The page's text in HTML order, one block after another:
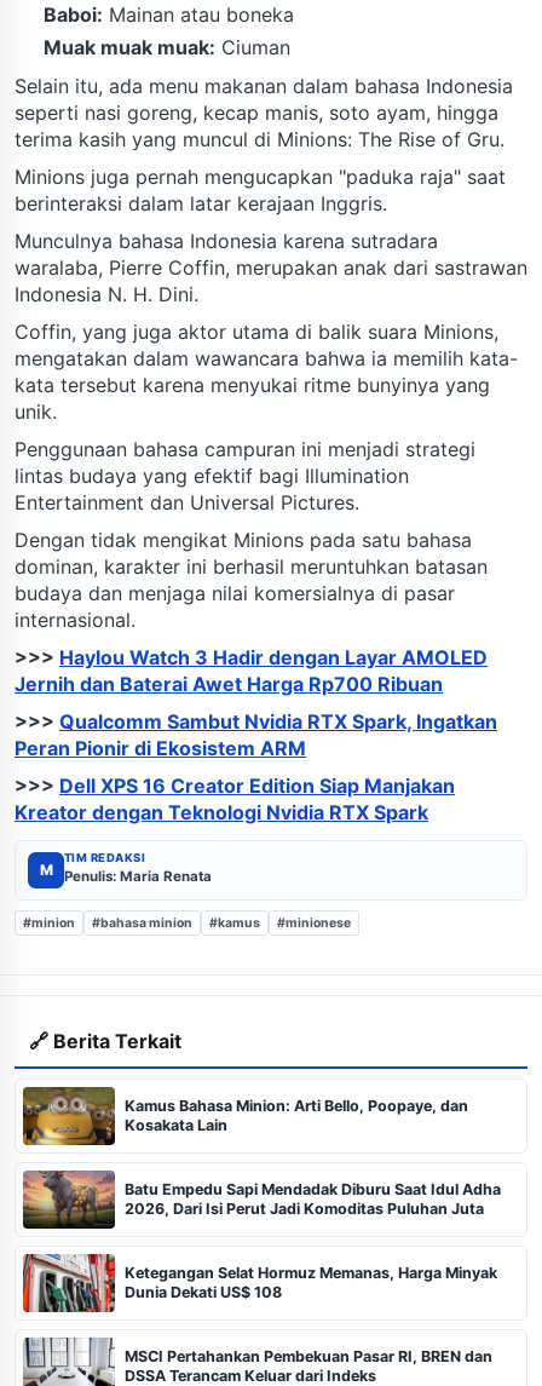
Baboi: Mainan atau boneka
Muak muak muak: Ciuman
Selain itu, ada menu makanan dalam bahasa Indonesia
seperti nasi goreng, kecap manis, soto ayam, hingga
terima kasih yang muncul di Minions: The Rise of Gru.
Minions juga pernah mengucapkan "paduka raja" saat
berinteraksi dalam latar kerajaan Inggris.
Munculnya bahasa Indonesia karena sutradara
waralaba, Pierre Coffin, merupakan anak dari sastrawan
Indonesia N. H. Dini.
Coffin, yang juga aktor utama di balik suara Minions,
mengatakan dalam wawancara bahwa ia memilih kata-
kata tersebut karena menyukai ritme bunyinya yang
unik.
Penggunaan bahasa campuran ini menjadi strategi
lintas budaya yang efektif bagi Illumination
Entertainment dan Universal Pictures.
Dengan tidak mengikat Minions pada satu bahasa
dominan, karakter ini berhasil meruntuhkan batasan
budaya dan menjaga nilai komersialnya di pasar
internasional.
>>> Haylou Watch 3 Hadir dengan Layar AMOLED
Jernih dan Baterai Awet Harga Rp700 Ribuan
>>> Qualcomm Sambut Nvidia RTX Spark, Ingatkan
Peran Pionir di Ekosistem ARM
>>> Dell XPS 16 Creator Edition Siap Manjakan
Kreator dengan Teknologi Nvidia RTX Spark
M
TIM REDAKSI
Penulis: Maria Renata
#minion #bahasa minion #kamus #minionese
🔗 Berita Terkait
Kamus Bahasa Minion: Arti Bello, Poopaye, dan
Kosakata Lain
Batu Empedu Sapi Mendadak Diburu Saat Idul Adha
2026, Dari Isi Perut Jadi Komoditas Puluhan Juta
Ketegangan Selat Hormuz Memanas, Harga Minyak
Dunia Dekati US$ 108
MSCI Pertahankan Pembekuan Pasar RI, BREN dan
DSSA Terancam Keluar dari Indeks